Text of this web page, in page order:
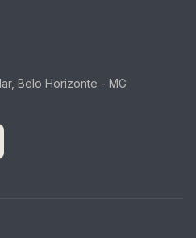
Belo Horizonte - MG